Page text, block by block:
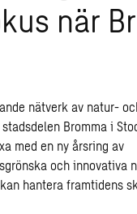
när
nätverk av natur-
Bromma i
med en ny årsring av
och innovativa
hantera framtidens